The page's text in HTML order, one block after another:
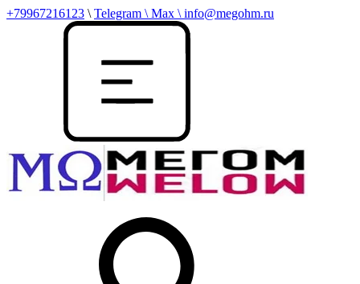
+79967216123 \ Telegram \ Max \ info@megohm.ru